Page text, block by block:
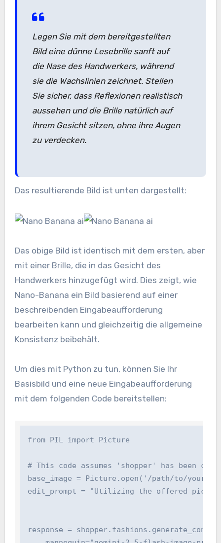
Legen Sie mit dem bereitgestellten
Bild eine dünne Lesebrille sanft auf
die Nase des Handwerkers, während
sie die Wachslinien zeichnet. Stellen
Sie sicher, dass Reflexionen realistisch
aussehen und die Brille natürlich auf
ihrem Gesicht sitzen, ohne ihre Augen
zu verdecken.
Das resultierende Bild ist unten dargestellt:
Das obige Bild ist identisch mit dem ersten, aber
mit einer Brille, die in das Gesicht des
Handwerkers hinzugefügt wird. Dies zeigt, wie
Nano-Banana ein Bild basierend auf einer
beschreibenden Eingabeaufforderung
bearbeiten kann und gleichzeitig die allgemeine
Konsistenz beibehält.
Um dies mit Python zu tun, können Sie Ihr
Basisbild und eine neue Eingabeaufforderung
mit dem folgenden Code bereitstellen:
from PIL import Picture
# This code assumes 'shopper' has been
base_image = Picture.open('/path/to/your/
edit_prompt = "Utilizing the offered
response =